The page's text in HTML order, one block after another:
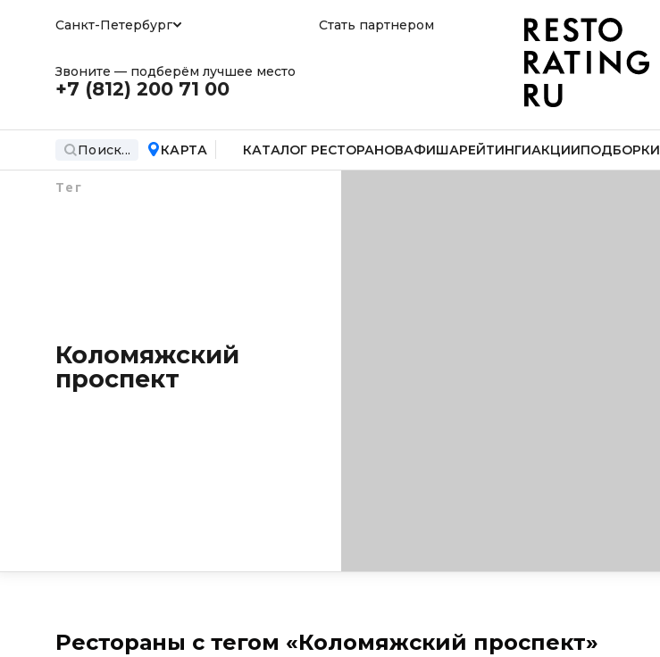
Санкт-Петербург Стать партнером
Звоните — подберём лучшее место
+7 (812) 200 71 00
Поиск... КАРТА КАТАЛОГ РЕСТОРАНОВАФИШАРЕЙТИНГИАКЦИИПОДБОРКИ
Тег
Коломяжский
проспект
Рестораны с тегом «Коломяжский проспект»